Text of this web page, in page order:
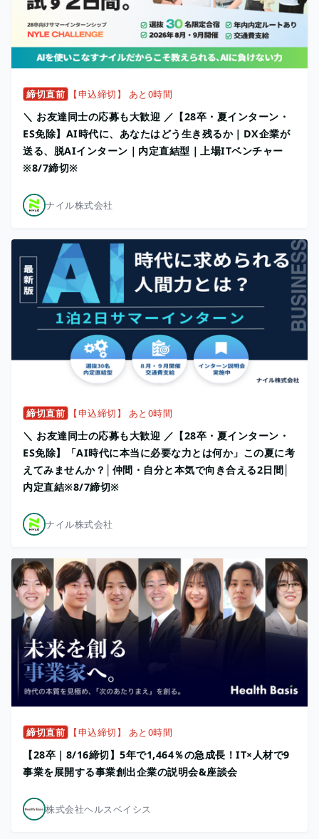
締切直前 【申込締切】 あと0時間
＼ お友達同士の応募も大歓迎 ／【28卒・夏インターン・
ES免除】AI時代に、あなたはどう生き残るか｜DX企業が
送る、脱AIインターン｜内定直結型｜上場ITベンチャー
※8/7締切※
ナイル株式会社
締切直前 【申込締切】 あと0時間
＼ お友達同士の応募も大歓迎 ／【28卒・夏インターン・
ES免除】「AI時代に本当に必要な力とは何か」この夏に考
えてみませんか？│仲間・自分と本気で向き合える2日間│
内定直結※8/7締切※
ナイル株式会社
締切直前 【申込締切】 あと0時間
【28卒｜8/16締切】5年で1,464％の急成長！IT×人材で9
事業を展開する事業創出企業の説明会&座談会
株式会社ヘルスベイシス